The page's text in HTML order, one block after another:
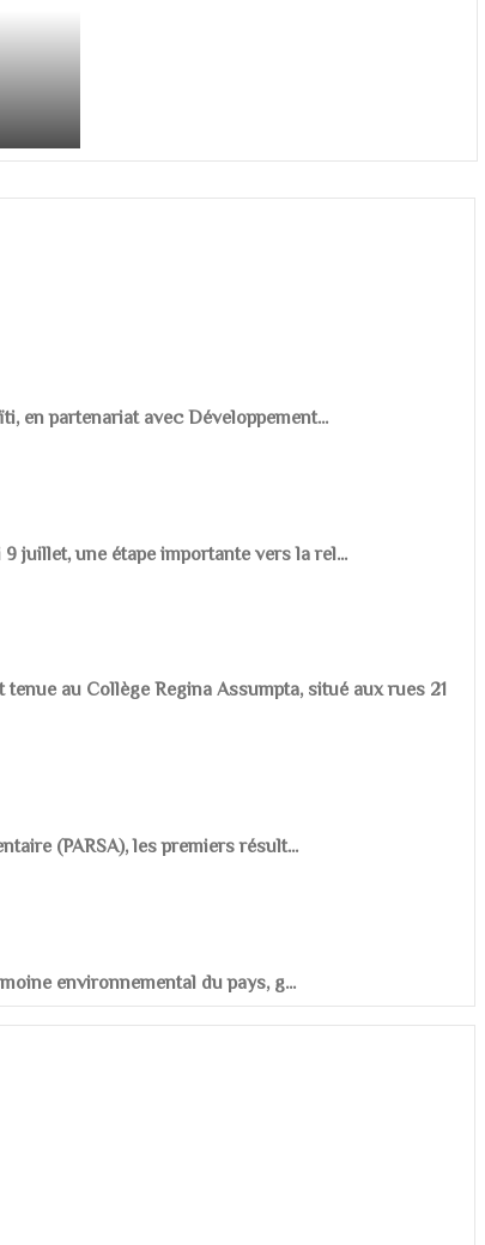
en partenariat avec Développement...
juillet, une étape importante vers la rel...
au Collège Regina Assumpta, situé aux rues 21
(PARSA), les premiers résult...
environnemental du pays, g...